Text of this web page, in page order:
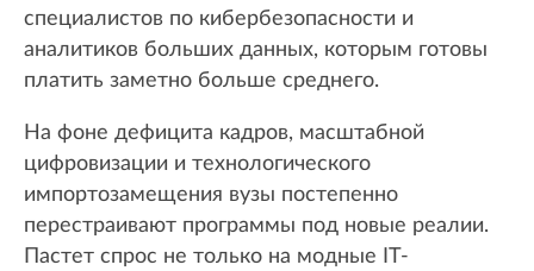
специалистов по кибербезопасности и
аналитиков больших данных, которым готовы
платить заметно больше среднего.
На фоне дефицита кадров, масштабной
цифровизации и технологического
импортозамещения вузы постепенно
перестраивают программы под новые реалии.
Пастет спрос не только на модные IT-